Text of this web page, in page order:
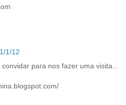
1/12
para nos fazer uma visita...